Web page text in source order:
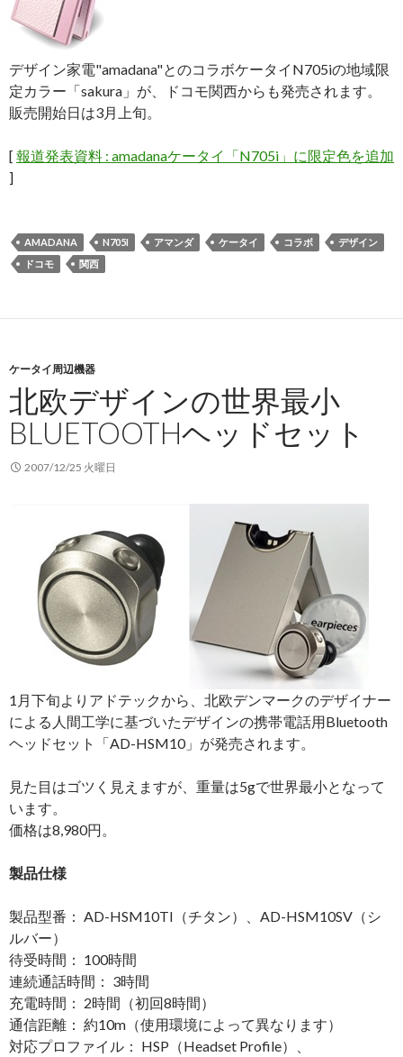
デザイン家電"amadana"とのコラボケータイN705iの地域限
定カラー「sakura」が、ドコモ関西からも発売されます。
販売開始日は3月上旬。
[ 報道発表資料 : amadanaケータイ「N705i」に限定色を追加
]
AMADANA N705I アマンダ ケータイ コラボ
デザイン
ドコモ
関西
ケータイ周辺機器
北欧デザインの世界最小
BLUETOOTHヘッドセット
2007/12/25 火曜日
1月下旬よりアドテックから、北欧デンマークのデザイナー
による人間工学に基づいたデザインの携帯電話用Bluetooth
ヘッドセット「AD-HSM10」が発売されます。
見た目はゴツく見えますが、重量は5gで世界最小となって
います。
価格は8,980円。
製品仕様
製品型番： AD-HSM10TI（チタン）、AD-HSM10SV（シ
ルバー）
待受時間： 100時間
連続通話時間： 3時間
充電時間： 2時間（初回8時間）
通信距離： 約10m（使用環境によって異なります）
対応プロファイル： HSP（Headset Profile）、